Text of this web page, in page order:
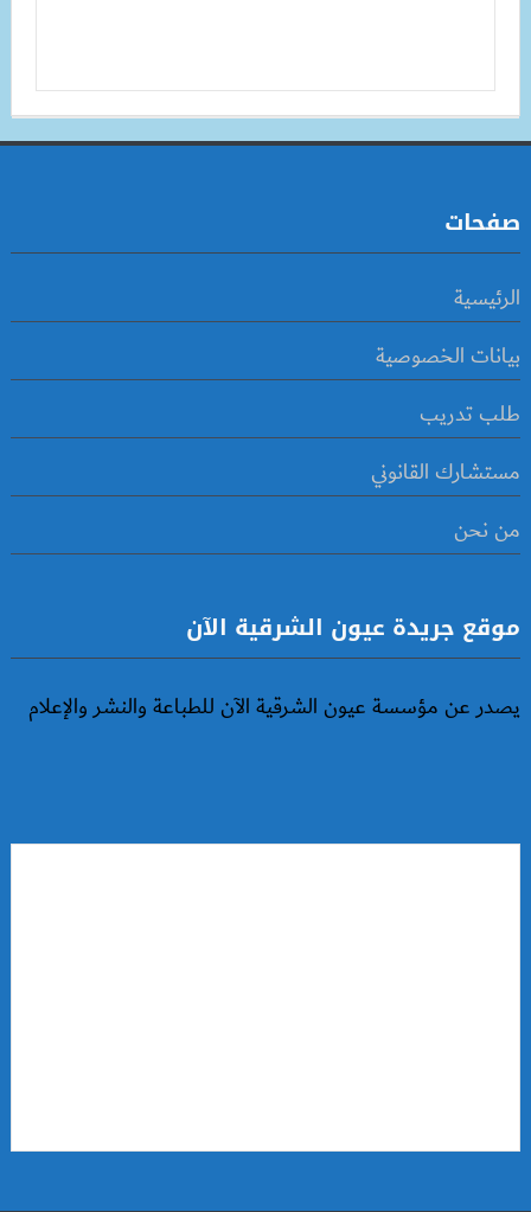
صفحات
الرئيسية
بيانات الخصوصية
طلب تدريب
مستشارك القانوني
من نحن
موقع جريدة عيون الشرقية الآن
يصدر عن مؤسسة عيون الشرقية الآن للطباعة والنشر والإعلام